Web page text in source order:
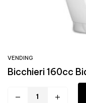
VENDING
Bicchieri 160cc